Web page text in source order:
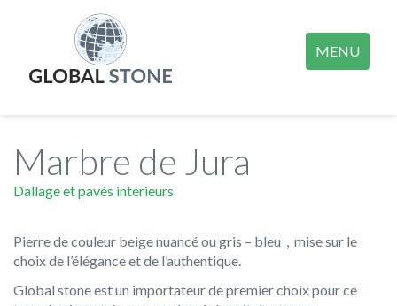
MENU
Marbre de Jura
Dallage et pavés intérieurs
Pierre de couleur beige nuancé ou gris – bleu , mise sur le
choix de l’élégance et de l’authentique.
Global stone est un importateur de premier choix pour ce